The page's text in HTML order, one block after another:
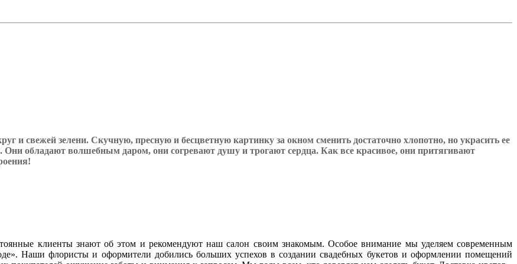
и свежей зелени. Скучную, пресную и бесцветную картинку за окном сменить достаточно хлопотно, но украсить ее
Они обладают волшебным даром, они согревают душу и трогают сердца. Как все красивое, они притягивают
клиенты знают об этом и рекомендуют наш салон своим знакомым. Особое внимание мы уделяем современным
Наши флористы и оформители добились больших успехов в создании свадебных букетов и оформлении помещений